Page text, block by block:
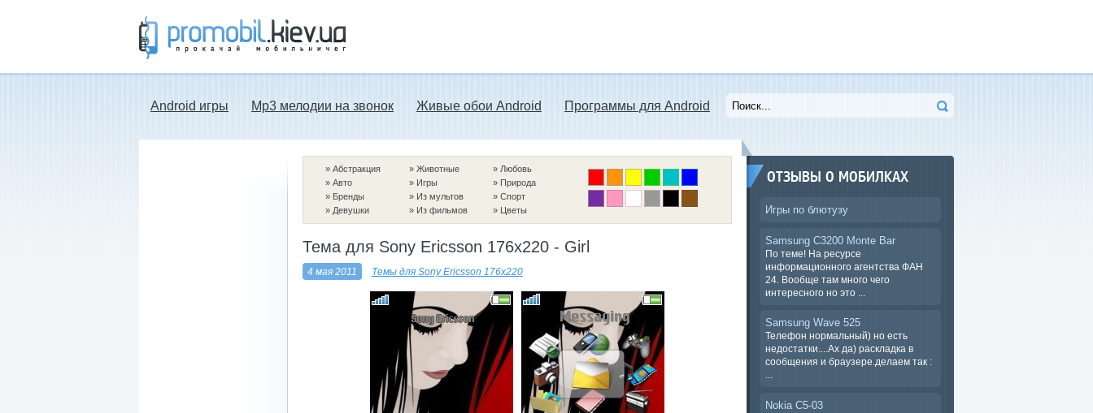
для Nokia, мелодии на звонок скачать
Android игры Mp3 мелодии на звонок Живые обои Android Программы для Android
» Абстракция
» Авто
» Бренды
» Девушки
» Животные
» Игры
» Из мультов
» Из фильмов
» Любовь
» Природа
» Спорт
» Цветы
Тема для Sony Ericsson 176x220 - Girl
4 мая 2011 Темы для Sony Ericsson 176x220
ОТЗЫВЫ О МОБИЛКАХ
Игры по блютузу
Samsung C3200 Monte Bar
По теме! На ресурсе
информационного агентства ФАН
24. Вообще там много чего
интересного но это ...
Samsung Wave 525
Телефон нормальный) но есть
недостатки....Ах да) раскладка в
сообщения и браузере.делаем так :
Nokia C5-03